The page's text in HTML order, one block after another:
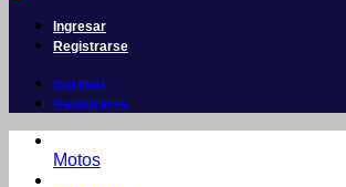
Ingresar
Registrarse
Ingresar
Registrarse
Motos